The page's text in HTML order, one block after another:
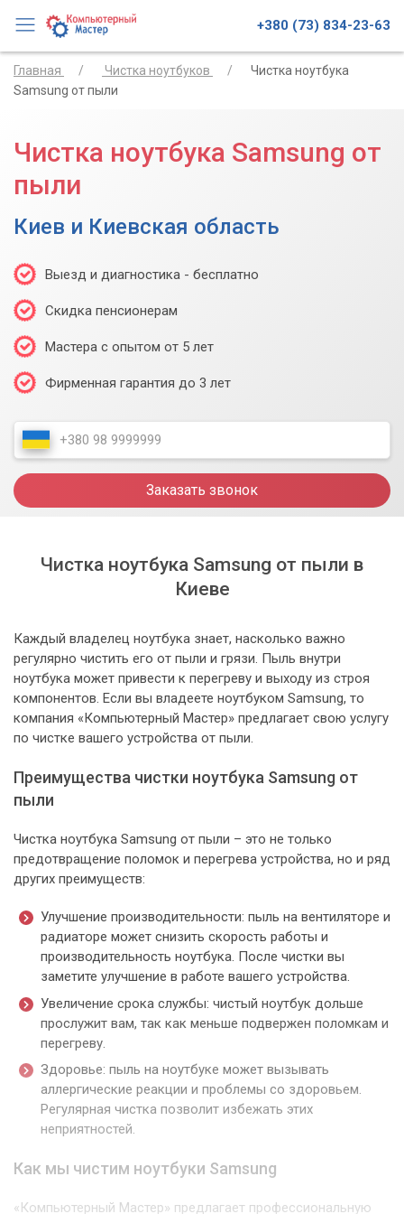
+380 (73) 834-23-63
Главная Чистка ноутбуков
Чистка ноутбука
Samsung от пыли
Чистка ноутбука Samsung от
пыли
Киев и Киевская область
Выезд и диагностика - бесплатно
Скидка пенсионерам
Мастера с опытом от 5 лет
Фирменная гарантия до 3 лет
Заказать звонок
Чистка ноутбука Samsung от пыли в
Киеве
Каждый владелец ноутбука знает, насколько важно
регулярно чистить его от пыли и грязи. Пыль внутри
ноутбука может привести к перегреву и выходу из строя
компонентов. Если вы владеете ноутбуком Samsung, то
компания «Компьютерный Мастер» предлагает свою услугу
по чистке вашего устройства от пыли.
Преимущества чистки ноутбука Samsung от
пыли
Чистка ноутбука Samsung от пыли – это не только
предотвращение поломок и перегрева устройства, но и ряд
других преимуществ:
Улучшение производительности: пыль на вентиляторе и
радиаторе может снизить скорость работы и
производительность ноутбука. После чистки вы
заметите улучшение в работе вашего устройства.
Увеличение срока службы: чистый ноутбук дольше
прослужит вам, так как меньше подвержен поломкам и
перегреву.
Здоровье: пыль на ноутбуке может вызывать
аллергические реакции и проблемы со здоровьем.
Регулярная чистка позволит избежать этих
неприятностей.
Как мы чистим ноутбуки Samsung
«Компьютерный Мастер» предлагает профессиональную